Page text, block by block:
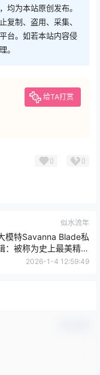
均为本站原创发布。
复制、盗用、采集、
台。如若本站内容侵
。
给TA打赏
0 0
似水流年
模特Savanna Blade私
：被称为史上最美精灵
她真的是从漫画里走出来
2026-1-4 12:59:49